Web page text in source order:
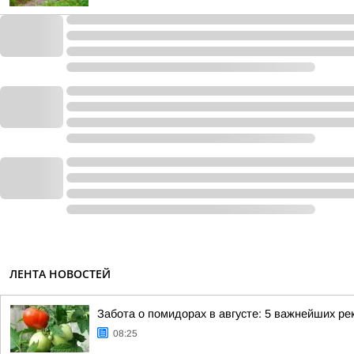
ЛЕНТА НОВОСТЕЙ
Забота о помидорах в августе: 5 важнейших
08:25